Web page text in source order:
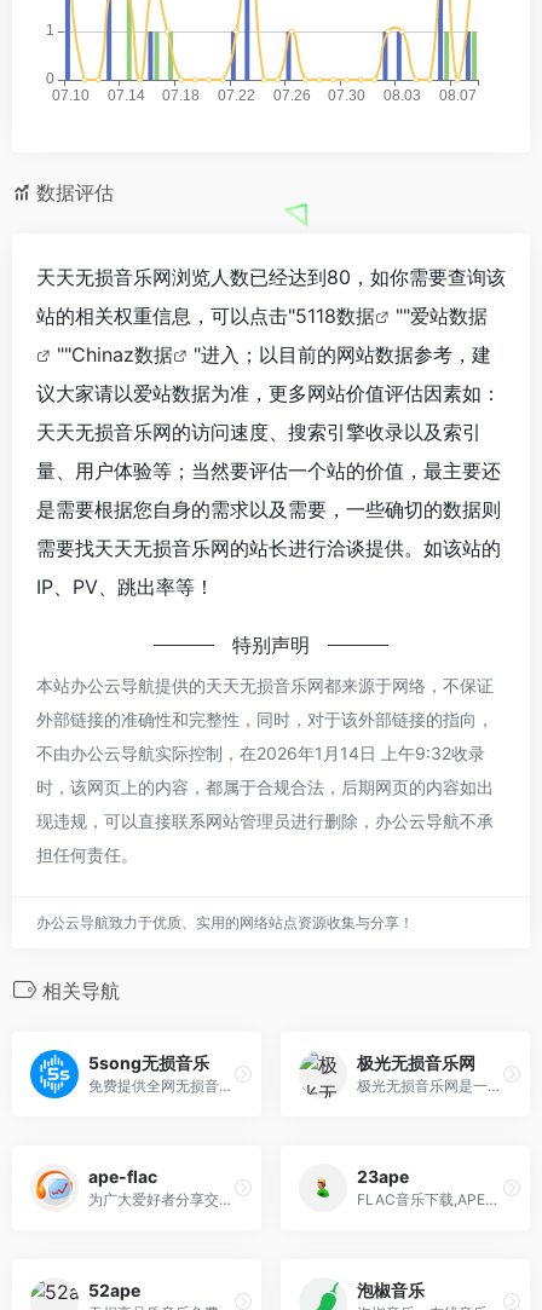
数据评估
天天无损音乐网浏览人数已经达到80，如你需要查询该
站的相关权重信息，可以点击"5118数据 ""爱站数据
""Chinaz数据
"进入；以目前的网站数据参考，建
议大家请以爱站数据为准，更多网站价值评估因素如：
天天无损音乐网的访问速度、搜索引擎收录以及索引
量、用户体验等；当然要评估一个站的价值，最主要还
是需要根据您自身的需求以及需要，一些确切的数据则
需要找天天无损音乐网的站长进行洽谈提供。如该站的
IP、PV、跳出率等！
特别声明
本站办公云导航提供的天天无损音乐网都来源于网络，不保证
外部链接的准确性和完整性，同时，对于该外部链接的指向，
不由办公云导航实际控制，在2026年1月14日 上午9:32收录
时，该网页上的内容，都属于合规合法，后期网页的内容如出
现违规，可以直接联系网站管理员进行删除，办公云导航不承
担任何责任。
办公云导航致力于优质、实用的网络站点资源收集与分享！
相关导航
5song无损音乐
免费提供全网无损音乐及mp3歌曲免费下载网站
极光无损音乐网
极光无损音乐网是一个无损音乐下载，mp3音乐免费下载,mp3音乐免费音乐下载的网站,抖音热门音乐下载，为广大爱好音乐者提供免费音乐素材交流分享的平台
ape-flac
为广大爱好者分享交流无损音乐的网站，专注于Ape、Flac、Wav等各类高品质无损音乐
23ape
FLAC音乐下载,APE无损音乐下载,汽车载音乐下载
52ape 泡椒音乐